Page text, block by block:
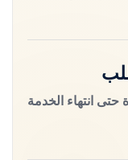
حتى انتهاء الخدمة